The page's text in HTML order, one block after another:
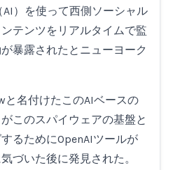
）を使って西側ソーシャル
テンツをリアルタイムで監
暴露されたとニューヨーク
と名付けたこのAIベースの
このスパイウェアの基盤と
るためにOpenAIツールが
づいた後に発見された。